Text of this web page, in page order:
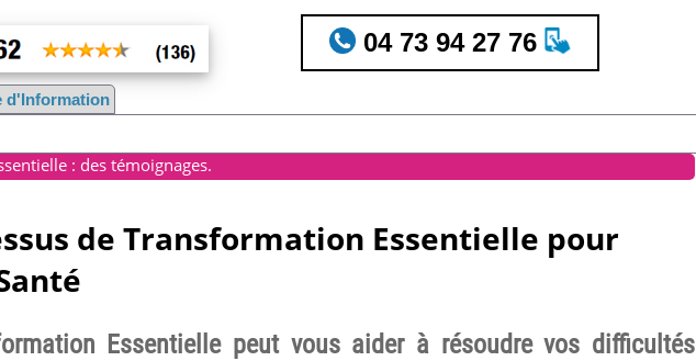
: des témoignages.
de Transformation Essentielle pour
Essentielle peut vous aider à résoudre vos difficultés
04 73 94 27 76
d'Information